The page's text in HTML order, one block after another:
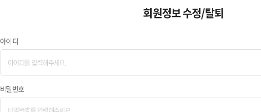
회원정보 수정/탈퇴
아이디
비밀번호